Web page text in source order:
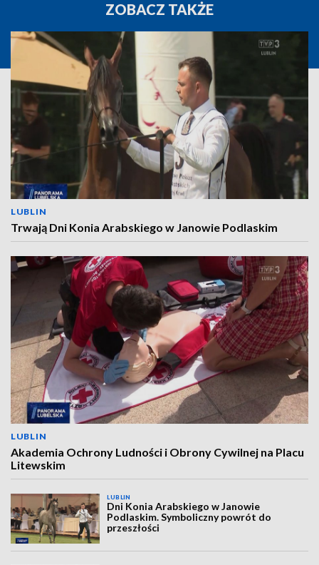
ZOBACZ TAKŻE
LUBLIN
Trwają Dni Konia Arabskiego w Janowie Podlaskim
LUBLIN
Akademia Ochrony Ludności i Obrony Cywilnej na Placu
Litewskim
LUBLIN
Dni Konia Arabskiego w Janowie
Podlaskim. Symboliczny powrót do
przeszłości